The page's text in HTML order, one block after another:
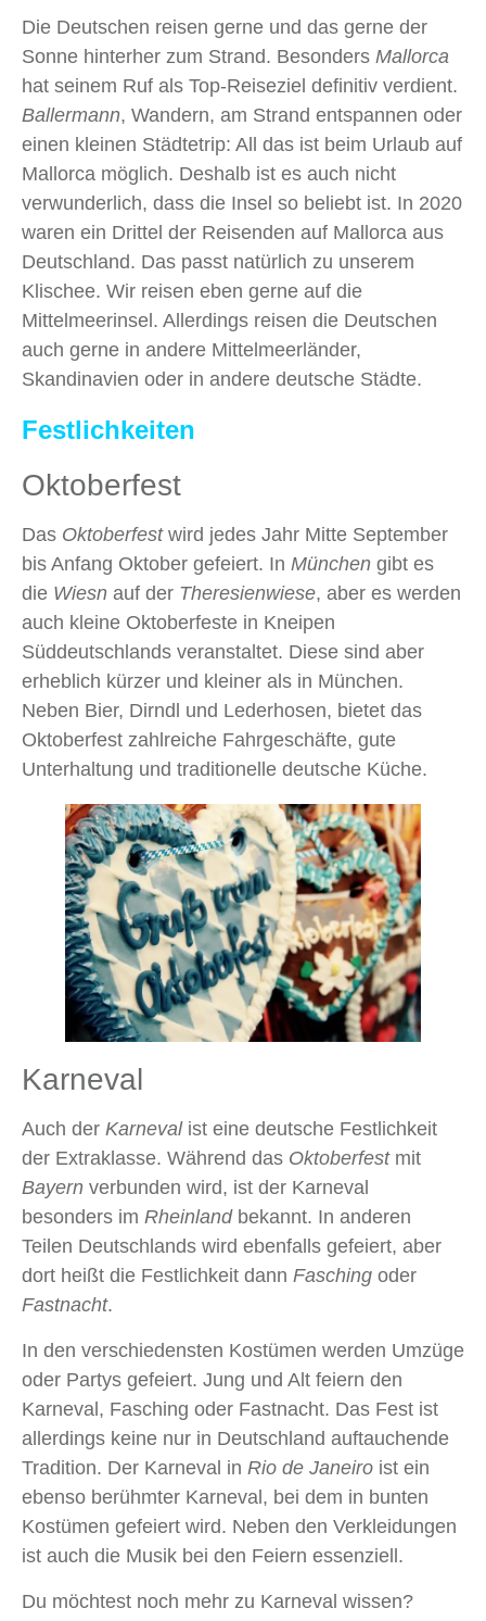
Die Deutschen reisen gerne und das gerne der
Sonne hinterher zum Strand. Besonders Mallorca
hat seinem Ruf als Top‑Reiseziel definitiv verdient.
Ballermann, Wandern, am Strand entspannen oder
einen kleinen Städtetrip: All das ist beim Urlaub auf
Mallorca möglich. Deshalb ist es auch nicht
verwunderlich, dass die Insel so beliebt ist. In 2020
waren ein Drittel der Reisenden auf Mallorca aus
Deutschland. Das passt natürlich zu unserem
Klischee. Wir reisen eben gerne auf die
Mittelmeerinsel. Allerdings reisen die Deutschen
auch gerne in andere Mittelmeerländer,
Skandinavien oder in andere deutsche Städte.
Festlichkeiten
Oktoberfest
Das Oktoberfestwird jedes Jahr Mitte September
bis Anfang Oktober gefeiert. In München gibt es
die Wiesn auf der Theresienwiese, aber es werden
auch kleine Oktoberfeste in Kneipen
Süddeutschlands veranstaltet. Diese sind aber
erheblich kürzer und kleiner als in München.
Neben Bier, Dirndl und Lederhosen, bietet das
Oktoberfest zahlreiche Fahrgeschäfte, gute
Unterhaltung und traditionelle deutsche Küche.
Karneval
Auch der Karnevalist eine deutsche Festlichkeit
der Extraklasse. Während das Oktoberfestmit
Bayern verbunden wird, ist der Karneval
besonders im Rheinlandbekannt. In anderen
Teilen Deutschlands wird ebenfalls gefeiert, aber
dort heißt die Festlichkeit dann Fasching oder
Fastnacht.
In den verschiedensten Kostümen werden Umzüge
oder Partys gefeiert. Jung und Alt feiern den
Karneval, Fasching oder Fastnacht. Das Fest ist
allerdings keine nur in Deutschland auftauchende
Tradition. Der Karneval in Rio de Janeiro ist ein
ebenso berühmter Karneval, bei dem in bunten
Kostümen gefeiert wird. Neben den Verkleidungen
ist auch die Musik bei den Feiern essenziell.
Du möchtest noch mehr zu Karneval wissen?